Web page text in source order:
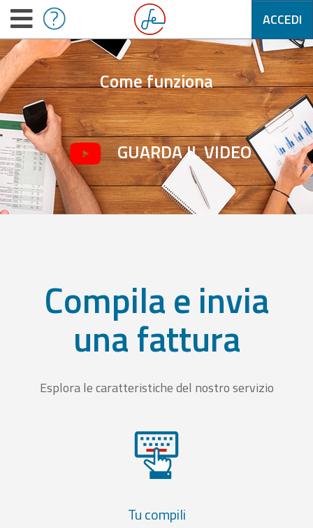
ACCEDI
Come funziona
GUARDA IL VIDEO
Compila e invia
una fattura
Esplora le caratteristiche del nostro servizio
Tu compili